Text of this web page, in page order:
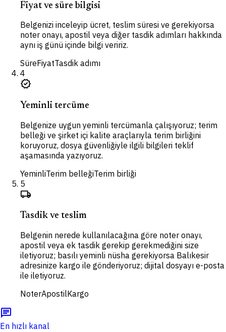
Fiyat ve süre bilgisi
Belgenizi inceleyip ücret, teslim süresi ve gerekiyorsa
noter onayı, apostil veya diğer tasdik adımları hakkında
aynı iş günü içinde bilgi veririz.
SüreFiyatTasdik adımı
4
verified
Yeminli tercüme
Belgenize uygun yeminli tercümanla çalışıyoruz; terim
belleği ve şirket içi kalite araçlarıyla terim birliğini
koruyoruz, dosya güvenliğiyle ilgili bilgileri teklif
aşamasında yazıyoruz.
YeminliTerim belleğiTerim birliği
5
local_shipping
Tasdik ve teslim
Belgenin nerede kullanılacağına göre noter onayı,
apostil veya ek tasdik gerekip gerekmediğini size
iletiyoruz; basılı yeminli nüsha gerekiyorsa Balıkesir
adresinize kargo ile gönderiyoruz; dijital dosyayı e-posta
ile iletiyoruz.
NoterApostilKargo
chat
En hızlı kanal